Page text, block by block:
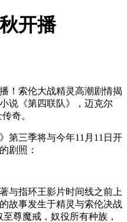
开播
！索伦大战精灵高潮剧情揭
说《第四联队》，迈克尔
奇。
第三季将与今年11月11日开
剧照：
与指环王影片时间线之前上
故事发生于精灵与索伦决战
尊魔戒，奴役所有种族，